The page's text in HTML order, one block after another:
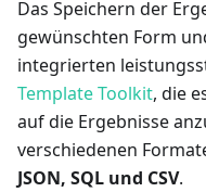
Das Speichern der
gewünschten Form
integrierten
Template Toolkit, die
auf die Ergebnisse
verschiedenen
JSON, SQL und CSV.